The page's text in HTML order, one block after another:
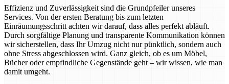
Effizienz und Zuverlässigkeit sind die Grundpfeiler unseres
Services. Von der ersten Beratung bis zum letzten
Einräumungsschritt achten wir darauf, dass alles perfekt abläuft.
Durch sorgfältige Planung und transparente Kommunikation können
wir sicherstellen, dass Ihr Umzug nicht nur pünktlich, sondern auch
ohne Stress abgeschlossen wird. Ganz gleich, ob es um Möbel,
Bücher oder empfindliche Gegenstände geht – wir wissen, wie man
damit umgeht.